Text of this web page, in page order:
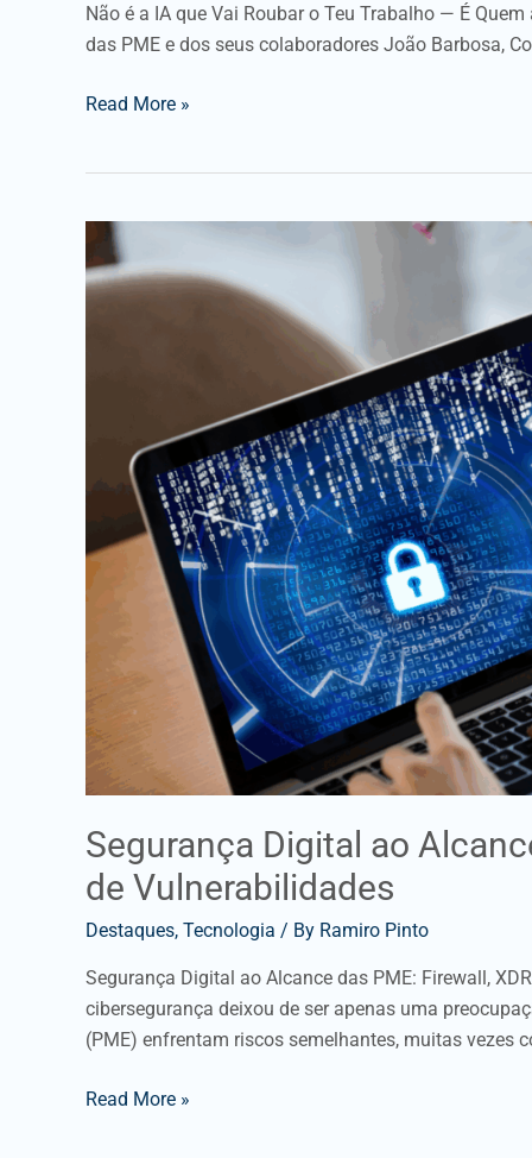
Não é a IA que Vai Roubar o Teu Trabalho — É
das PME e dos seus colaboradores João Barbosa,
Read More »
Segurança Digital ao
de Vulnerabilidades
Destaques, Tecnologia / By Ramiro Pinto
Segurança Digital ao Alcance das PME: Firewall,
cibersegurança deixou de ser apenas uma
(PME) enfrentam riscos semelhantes, muitas vezes
Segurança
Digital
ao
Gestão
de
Vulnerabilidades
Read More »